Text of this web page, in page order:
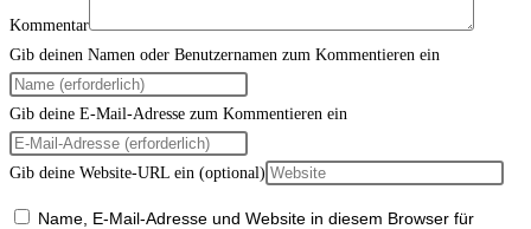
Kommentar
Gib deinen Namen oder Benutzernamen zum Kommentieren ein
Gib deine E-Mail-Adresse zum Kommentieren ein
Gib deine Website-URL ein (optional)
Name, E-Mail-Adresse und Website in diesem Browser für